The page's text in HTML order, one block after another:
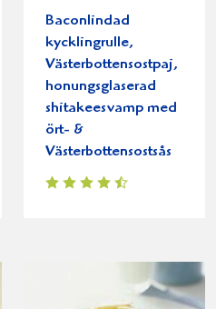
Baconlindad
kycklingrulle,
Västerbottensostpaj,
honungsglaserad
shitakeesvamp med
ört- &
Västerbottensostsås